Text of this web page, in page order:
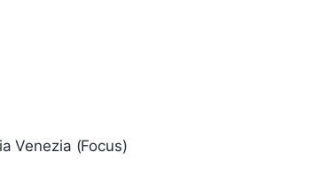
Venezia (Focus)